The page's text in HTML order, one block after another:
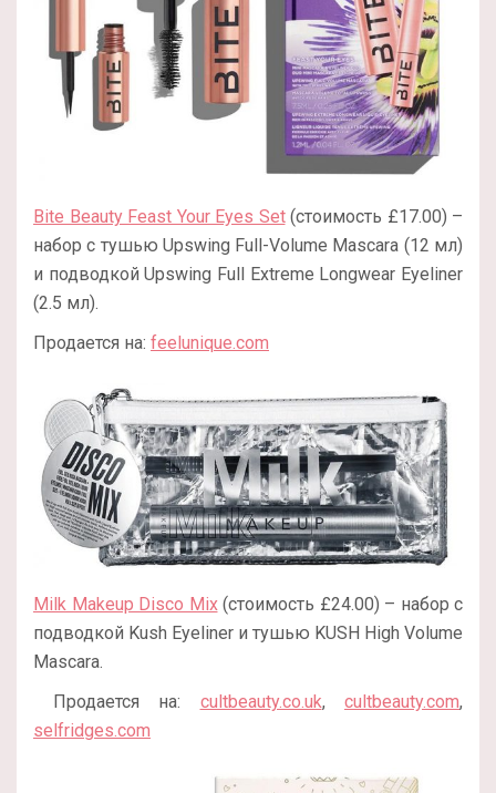
Bite Beauty Feast Your Eyes Set(стоимость £17.00) –
набор с тушью Upswing Full-Volume Mascara (12 мл)
и подводкой Upswing Full Extreme Longwear Eyeliner
(2.5 мл).
Продается на: feelunique.com
Milk Makeup Disco Mix(стоимость £24.00) – набор с
подводкой Kush Eyeliner и тушью KUSH High Volume
Mascara.
Продается на: cultbeauty.co.uk, cultbeauty.com,
selfridges.com